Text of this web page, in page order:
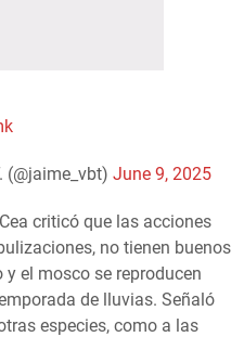
(@jaime_vbt) June 9, 2025
criticó que las acciones
no tienen buenos
el mosco se reproducen
de lluvias. Señaló
especies, como a las